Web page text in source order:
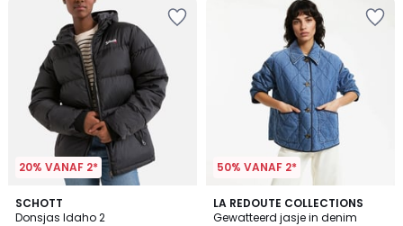
20% VANAF 2*
SCHOTT
Donsjas Idaho 2
4.6
/ 5
50% VANAF 2*
LA REDOUTE COLLECTIONS
Gewatteerd jasje in denim
5
/